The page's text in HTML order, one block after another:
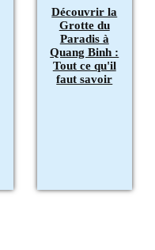
Découvrir la
Grotte du
Paradis à
Quang Binh :
Tout ce qu'il
faut savoir